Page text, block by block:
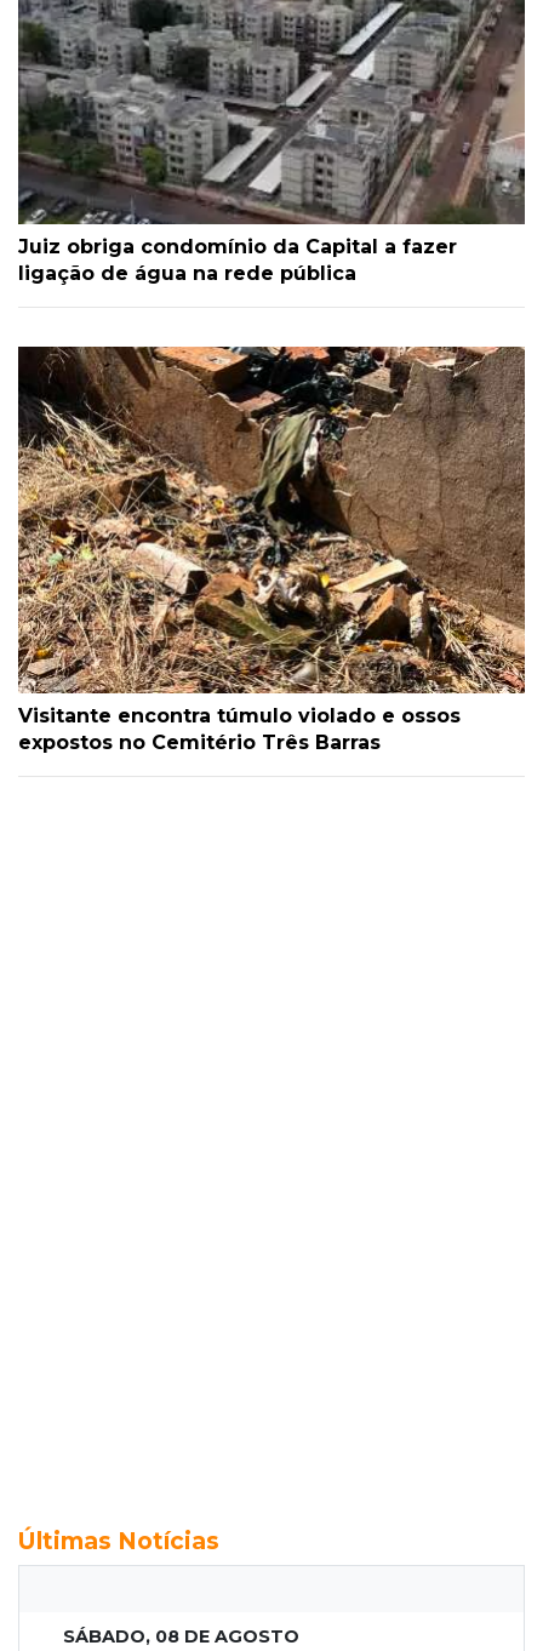
Juiz obriga condomínio da Capital a fazer
ligação de água na rede pública
Visitante encontra túmulo violado e ossos
expostos no Cemitério Três Barras
Últimas Notícias
SÁBADO, 08 DE AGOSTO